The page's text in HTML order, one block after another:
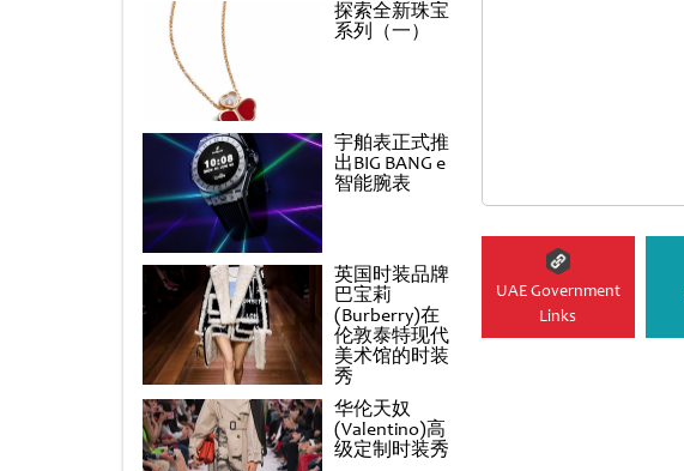
探索全新珠宝
系列（一）
宇舶表正式推
出BIG BANG e
智能腕表
英国时装品牌
巴宝莉
(Burberry)在
伦敦泰特现代
美术馆的时装
秀
华伦天奴
(Valentino)高
级定制时装秀
UAE Government
Links